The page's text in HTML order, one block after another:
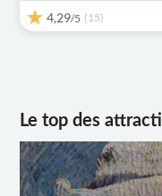
4,29/5 (15)
Le top des